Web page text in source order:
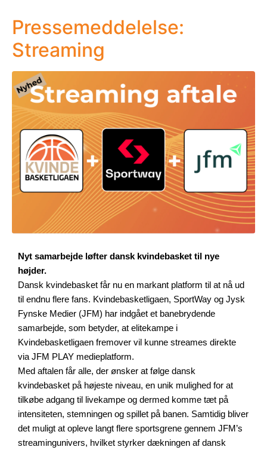
Pressemeddelelse:
Streaming
Nyt samarbejde løfter dansk kvindebasket til nye
højder.
Dansk kvindebasket får nu en markant platform til at nå ud
til endnu flere fans. Kvindebasketligaen, SportWay og Jysk
Fynske Medier (JFM) har indgået et banebrydende
samarbejde, som betyder, at elitekampe i
Kvindebasketligaen fremover vil kunne streames direkte
via JFM PLAY medieplatform.
Med aftalen får alle, der ønsker at følge dansk
kvindebasket på højeste niveau, en unik mulighed for at
tilkøbe adgang til livekampe og dermed komme tæt på
intensiteten, stemningen og spillet på banen. Samtidig bliver
det muligt at opleve langt flere sportsgrene gennem JFM’s
streamingunivers, hvilket styrker dækningen af dansk